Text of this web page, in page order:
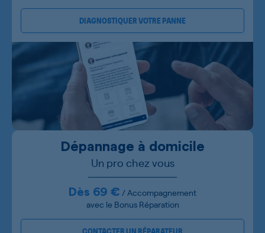
DIAGNOSTIQUER VOTRE PANNE
Dépannage à domicile
Un pro chez vous
Dès 69 € / Accompagnement
avec le Bonus Réparation